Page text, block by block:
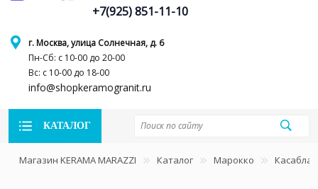
г. Москва, улица Солнечная, д. 6
Пн-Сб: с 10-00 до 20-00
Вс: с 10-00 до 18-00
info@shopkeramogranit.ru
+7(925) 851-11-10
КАТАЛОГ
Магазин KERAMA MARAZZI Каталог Марокко